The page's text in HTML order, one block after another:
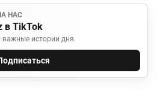
НАС
в TikTok
важные истории дня.